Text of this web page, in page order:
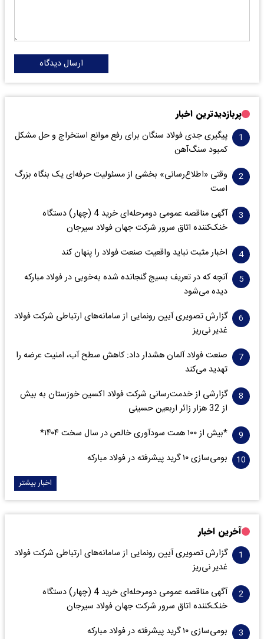
ارسال دیدگاه
پربازدیدترین اخبار
پیگیری جدی فولاد سنگان برای رفع موانع استخراج و حل مشکل
کمبود سنگ‌آهن
وقتی «اطلاع‌رسانی» بخشی از مسئولیت حرفه‌ای یک بنگاه بزرگ
است
آگهی مناقصه عمومی دومرحله‌ای خرید 4 (چهار) دستگاه
خنک‌کننده اتاق سرور شرکت جهان فولاد سیرجان
اخبار مثبت نباید واقعیت صنعت فولاد را پنهان کند
آنچه که در تعریف بسیج گنجانده شده به‌خوبی در فولاد مبارکه
دیده می‌شود
گزارش تصویری آیین رونمایی از سامانه‌های ارتباطی شرکت فولاد
غدیر نی‌ریز
صنعت فولاد آلمان هشدار داد: کاهش سطح آب، امنیت عرضه را
تهدید می‌کند
گزارشی از خدمت‌رسانی شرکت فولاد اکسین خوزستان به بیش
از 32 هزار زائر اربعین حسینی
*بیش از ۱۰۰ همت سودآوری خالص در سال سخت ۱۴۰۴*
بومی‌سازی ۱۰ گرید پیشرفته در فولاد مبارکه
اخبار بیشتر
آخرین اخبار
گزارش تصویری آیین رونمایی از سامانه‌های ارتباطی شرکت فولاد
غدیر نی‌ریز
آگهی مناقصه عمومی دومرحله‌ای خرید 4 (چهار) دستگاه
خنک‌کننده اتاق سرور شرکت جهان فولاد سیرجان
بومی‌سازی ۱۰ گرید پیشرفته در فولاد مبارکه